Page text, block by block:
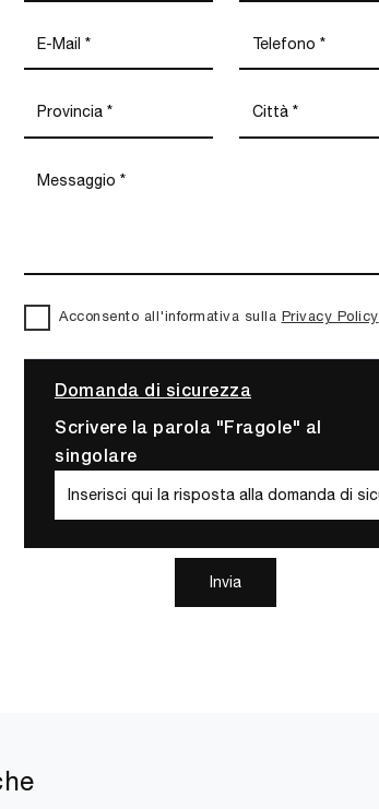
Acconsento all'informativa sulla Privacy Policy
Domanda di sicurezza
Scrivere la parola "Fragole" al
singolare
Invia